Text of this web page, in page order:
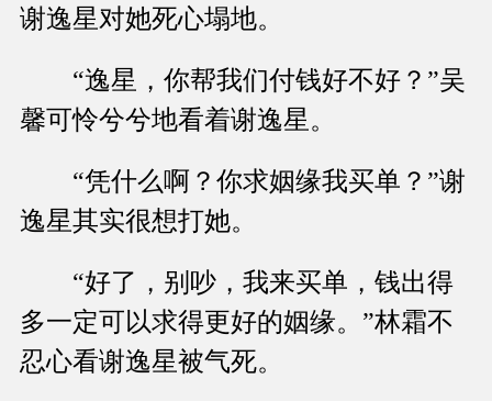
谢逸星对她死心塌地。
“逸星，你帮我们付钱好不好？”吴
馨可怜兮兮地看着谢逸星。
“凭什么啊？你求姻缘我买单？”谢
逸星其实很想打她。
“好了，别吵，我来买单，钱出得
多一定可以求得更好的姻缘。”林霜不
忍心看谢逸星被气死。